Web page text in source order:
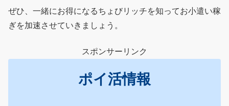
ぜひ、一緒にお得になるちょびリッチを知ってお小遣い稼
ぎを加速させていきましょう。
スポンサーリンク
ポイ活情報